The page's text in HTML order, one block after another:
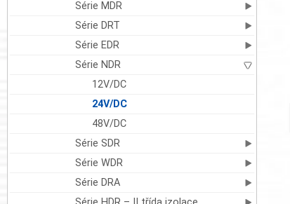
Série MDR
Série DRT
Série EDR
Série NDR
12V/DC
24V/DC
48V/DC
Série SDR
Série WDR
Série DRA